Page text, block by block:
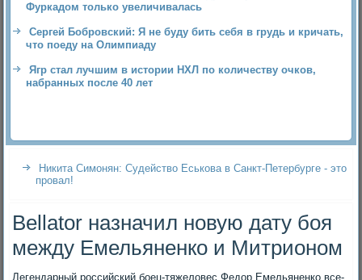
Фуркадом только увеличивалась
Сергей Бобровский: Я не буду бить себя в грудь и кричать,
что поеду на Олимпиаду
Ягр стал лучшим в истории НХЛ по количеству очков,
набранных после 40 лет
Никита Симонян: Судейство Еськова в Санкт-Петербурге - это
провал!
Bellator назначил новую дату боя
между Емельяненко и Митрионом
Легендарный российский боец-тяжеловес Федор Емельяненко все-